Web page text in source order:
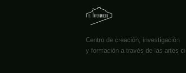
Centro de creación, investigación
y formación a través de las artes